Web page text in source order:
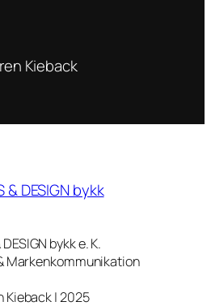
Kieback
bykk e. K.
Markenkommunikation
Kieback | 2025